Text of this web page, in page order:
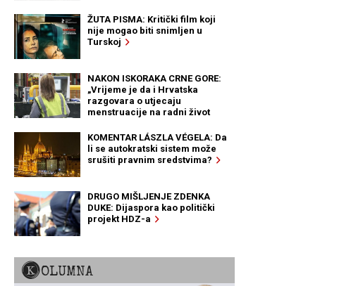
ŽUTA PISMA: Kritički film koji
nije mogao biti snimljen u
Turskoj
NAKON ISKORAKA CRNE GORE:
„Vrijeme je da i Hrvatska
razgovara o utjecaju
menstruacije na radni život
KOMENTAR LÁSZLA VÉGELA: Da
li se autokratski sistem može
srušiti pravnim sredstvima?
DRUGO MIŠLJENJE ZDENKA
DUKE: Dijaspora kao politički
projekt HDZ-a
KOLUMNA